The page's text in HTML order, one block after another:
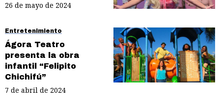
26 de mayo de 2024
Entretenimiento
Ágora Teatro
presenta la obra
infantil “Felipito
Chichifú”
7 de abril de 2024